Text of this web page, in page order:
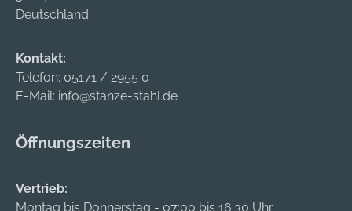
Deutschland
Kontakt:
Telefon: 05171 / 2955 0
E-Mail: info@stanze-stahl.de
Öffnungszeiten
Vertrieb:
Montag bis Donnerstag - 07:00 bis 16:30 Uhr